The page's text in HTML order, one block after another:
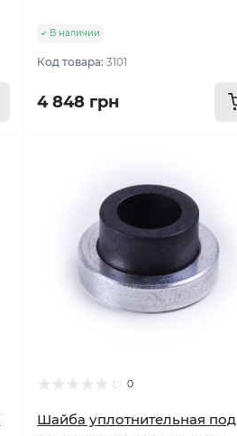
В наличии
Код товара:3101
4 848 грн
0
Шайба уплотнительная под